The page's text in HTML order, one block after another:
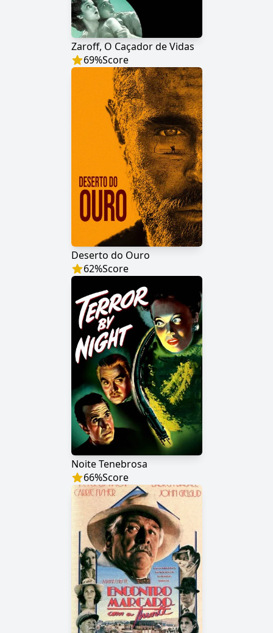
Zaroff, O Caçador de Vidas
69%Score
Deserto do Ouro
62%Score
Noite Tenebrosa
66%Score